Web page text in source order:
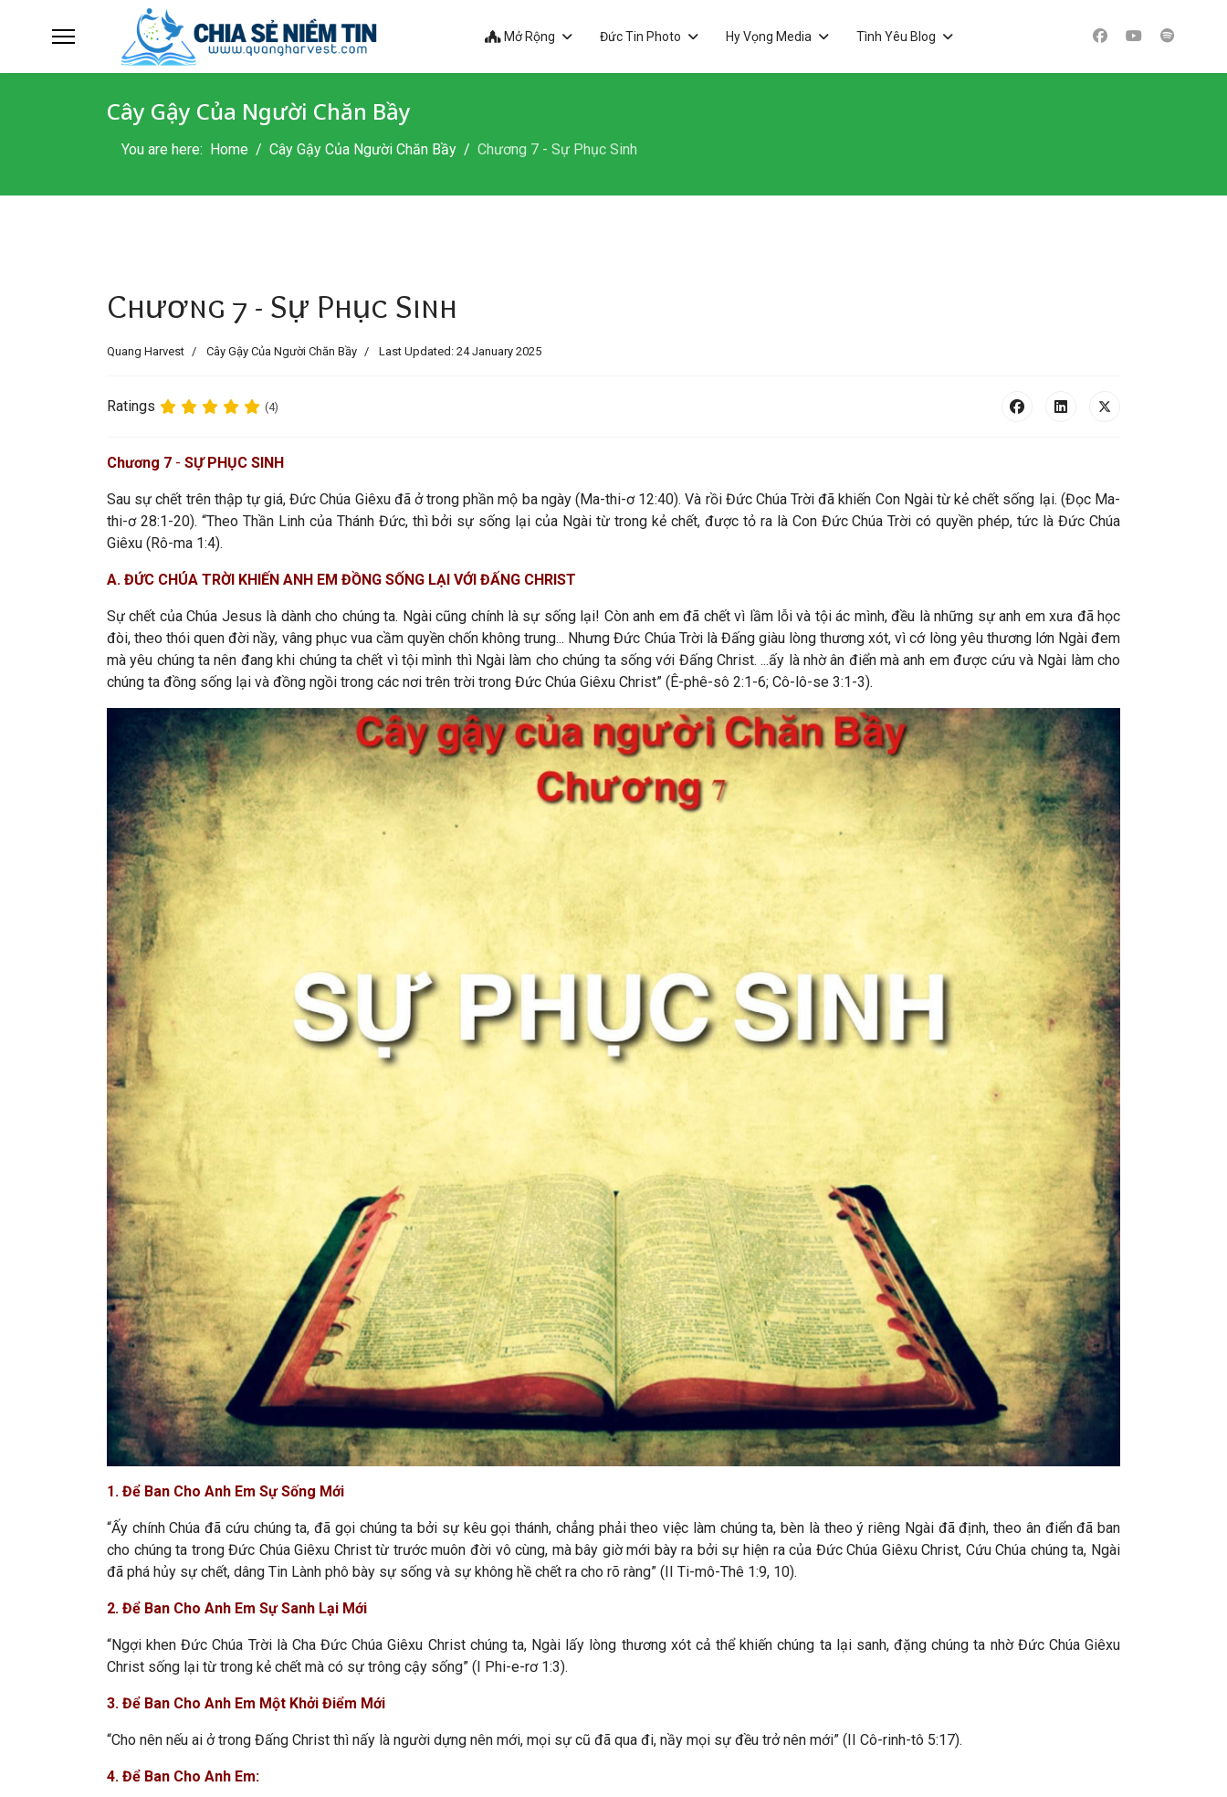
Mở Rộng Đức Tin Photo Hy Vọng Media Tình Yêu Blog
Cây Gậy Của Người Chăn Bầy
You are here: Home Cây Gậy Của Người Chăn Bầy Chương 7 - Sự Phục Sinh
Chương 7 - Sự Phục Sinh
Quang Harvest Cây Gậy Của Người Chăn Bầy Last Updated: 24 January 2025
Ratings (4)
Chương 7 - SỰ PHỤC SINH
Sau sự chết trên thập tự giá, Đức Chúa Giêxu đã ở trong phần mộ ba ngày (Ma-thi-ơ 12:40). Và rồi Đức Chúa Trời đã khiến Con Ngài từ kẻ chết sống lại. (Đọc Ma-
thi-ơ 28:1-20). “Theo Thần Linh của Thánh Đức, thì bởi sự sống lại của Ngài từ trong kẻ chết, được tỏ ra là Con Đức Chúa Trời có quyền phép, tức là Đức Chúa
Giêxu (Rô-ma 1:4).
A. ĐỨC CHÚA TRỜI KHIẾN ANH EM ĐỒNG SỐNG LẠI VỚI ĐẤNG CHRIST
Sự chết của Chúa Jesus là dành cho chúng ta. Ngài cũng chính là sự sống lại! Còn anh em đã chết vì lầm lỗi và tội ác mình, đều là những sự anh em xưa đã học
đòi, theo thói quen đời nầy, vâng phục vua cầm quyền chốn không trung... Nhưng Đức Chúa Trời là Đấng giàu lòng thương xót, vì cớ lòng yêu thương lớn Ngài đem
mà yêu chúng ta nên đang khi chúng ta chết vì tội mình thì Ngài làm cho chúng ta sống với Đấng Christ. ...ấy là nhờ ân điển mà anh em được cứu và Ngài làm cho
chúng ta đồng sống lại và đồng ngồi trong các nơi trên trời trong Đức Chúa Giêxu Christ” (Ê-phê-sô 2:1-6; Cô-lô-se 3:1-3).
1. Để Ban Cho Anh Em Sự Sống Mới
“Ấy chính Chúa đã cứu chúng ta, đã gọi chúng ta bởi sự kêu gọi thánh, chẳng phải theo việc làm chúng ta, bèn là theo ý riêng Ngài đã định, theo ân điển đã ban
cho chúng ta trong Đức Chúa Giêxu Christ từ trước muôn đời vô cùng, mà bây giờ mới bày ra bởi sự hiện ra của Đức Chúa Giêxu Christ, Cứu Chúa chúng ta, Ngài
đã phá hủy sự chết, dâng Tin Lành phô bày sự sống và sự không hề chết ra cho rõ ràng” ( II Ti-mô-Thê 1:9, 10).
2. Để Ban Cho Anh Em Sự Sanh Lại Mới
“Ngợi khen Đức Chúa Trời là Cha Đức Chúa Giêxu Christ chúng ta, Ngài lấy lòng thương xót cả thể khiến chúng ta lại sanh, đặng chúng ta nhờ Đức Chúa Giêxu
Christ sống lại từ trong kẻ chết mà có sự trông cậy sống” (I Phi-e-rơ 1:3).
3. Để Ban Cho Anh Em Một Khởi Điểm Mới
“Cho nên nếu ai ở trong Đấng Christ thì nấy là người dựng nên mới, mọi sự cũ đã qua đi, nầy mọi sự đều trở nên mới” (II Cô-rinh-tô 5:17).
4. Để Ban Cho Anh Em: